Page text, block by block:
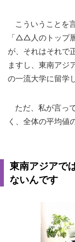
こういうことを
「△△人のトップ
が、それはそれで
ますし、東南アジ
の一流大学に留学
ただ、私が言っ
く、全体の平均値
東南アジアで
ないんです